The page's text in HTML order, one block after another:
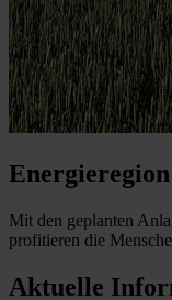
Mit den geplanten
profitieren die
Aktuelle